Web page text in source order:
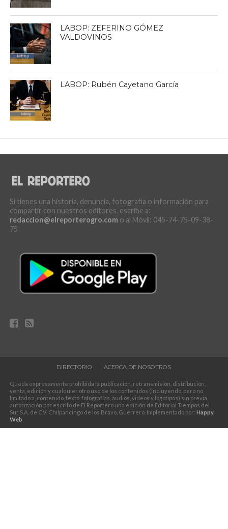
LABOP: ZEFERINO GÓMEZ
VALDOVINOS
LABOP: Rubén Cayetano García
Si tienes una historia, denuncia, fotografía o información para
compartir con nuestros editores, escribe a:
redaccion@elreporterogro.com o al Móvil: 045-74-75-09-38-
75
DIRECTORIO ACERCA DE NOSOTROS
Queda expresamente prohibida la publicación, retransmisión, distribución,
venta, edición y cualquier otro uso de los contenidos (incluyendo, pero no
limitado a, contenido, texto, fotografías, audios, videos y logotipos) sin previa
autorización por escrito de El Reportero una edición de Editorial Tiempos del
Sur S.A. de C.V. Chilpancingo de los Bravo, Guerrero. Implementado por: Happy
Web